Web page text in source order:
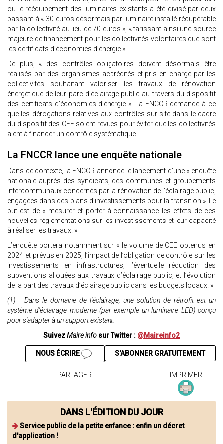
ou le rééquipement des luminaires existants a été divisé par deux
passant à « 30 euros désormais par luminaire installé récupérable
par la collectivité au lieu de 70 euros », « tarissant ainsi une source
majeure de financement pour les collectivités volontaires que sont
les certificats d’économies d’énergie ».
De plus, « des contrôles obligatoires doivent désormais être
réalisés par des organismes accrédités et pris en charge par les
collectivités souhaitant valoriser les travaux de rénovation
énergétique de leur parc d’éclairage public au travers du dispositif
des certificats d’économies d’énergie ». La FNCCR demande à ce
que les dérogations relatives aux contrôles sur site dans le cadre
du dispositif des CEE soient revues pour éviter que les collectivités
aient à financer un contrôle systématique.
La FNCCR lance une enquête nationale
Dans ce contexte, la FNCCR annonce le lancement d’une « enquête
nationale auprès des syndicats, des communes et groupements
intercommunaux concernés par la rénovation de l’éclairage public,
engagées dans des plans d’investissements pour la transition ». Le
but est de « mesurer et porter à connaissance les effets de ces
nouvelles réglementations sur les investissements et leur capacité
à réaliser les travaux. »
L’enquête portera notamment sur « le volume de CEE obtenus en
2024 et prévus en 2025, l’impact de l’obligation de contrôle sur les
investissements en infrastructures, l’éventuelle réduction des
subventions allouées aux travaux d’éclairage public, et l’évolution
de la part des travaux d’éclairage public dans les budgets locaux. »
(1) Dans le domaine de l'éclairage, une solution de rétrofit est un
système d'éclairage moderne (par exemple un luminaire LED) conçu
pour s'adapter à un support existant.
SuivezMaire info sur Twitter : @Maireinfo2
S'ABONNER GRATUITEMENT
NOUS ÉCRIRE
PARTAGER IMPRIMER
DANS L'ÉDITION DU JOUR
Service public de la petite enfance : enfin un décret
d'application !